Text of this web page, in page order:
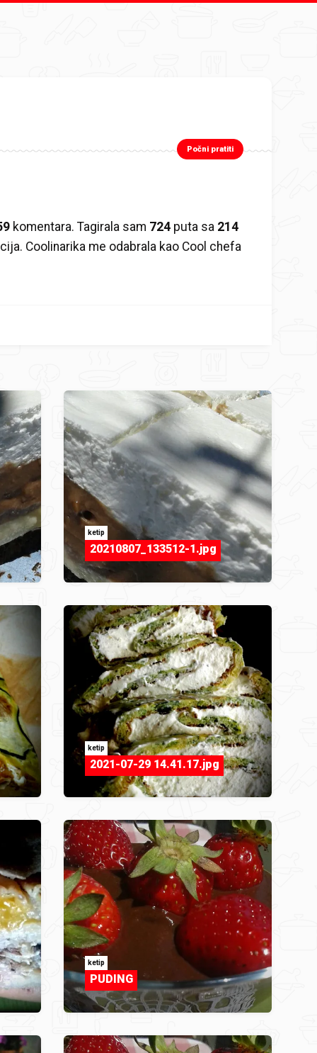
Počni pratiti
komentara. Tagirala sam 724 puta sa 214
Coolinarika me odabrala kao Cool chefa
ketip
20210807_133512-1.jpg
ketip
2021-07-29 14.41.17.jpg
ketip
PUDING